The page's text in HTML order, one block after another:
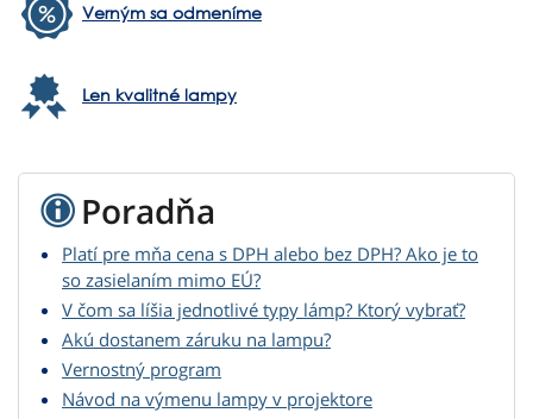
Verným sa odmeníme
Len kvalitné lampy
Poradňa
Platí pre mňa cena s DPH alebo bez DPH? Ako je to
so zasielaním mimo EÚ?
V čom sa líšia jednotlivé typy lámp? Ktorý vybrať?
Akú dostanem záruku na lampu?
Vernostný program
Návod na výmenu lampy v projektore